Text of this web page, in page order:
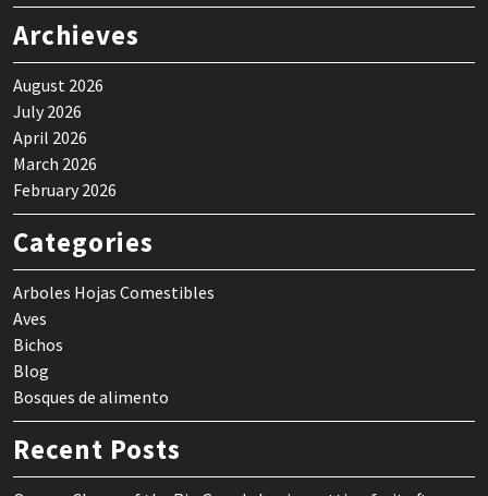
Archieves
August 2026
July 2026
April 2026
March 2026
February 2026
Categories
Arboles Hojas Comestibles
Aves
Bichos
Blog
Bosques de alimento
Recent Posts